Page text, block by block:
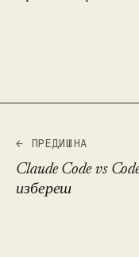
← ПРЕДИШНА
Claude Code vs
избереш